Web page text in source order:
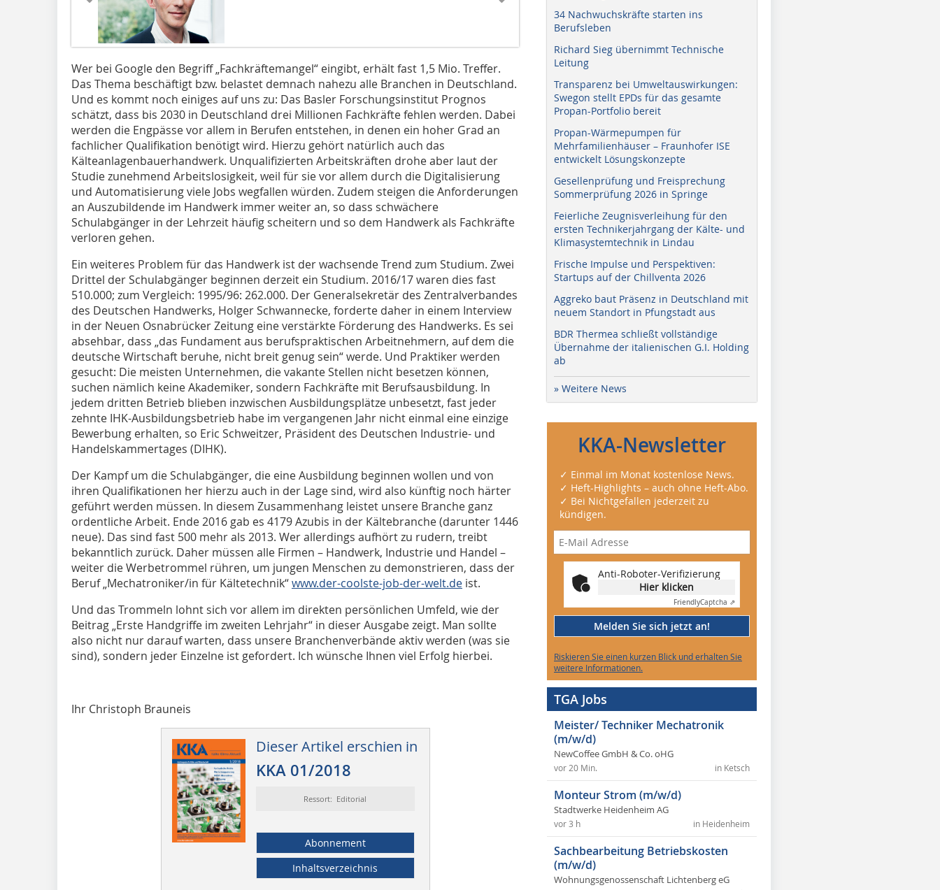
Wer bei Google den Begriff „Fachkräftemangel“ eingibt, erhält fast 1,5 Mio. Treffer.
Das Thema beschäftigt bzw. belastet demnach nahezu alle Branchen in Deutschland.
Und es kommt noch einiges auf uns zu: Das Basler Forschungsinstitut Prognos
schätzt, dass bis 2030 in Deutschland drei Millionen Fachkräfte fehlen werden. Dabei
werden die Engpässe vor allem in Berufen entstehen, in denen ein hoher Grad an
fachlicher Qualifikation benötigt wird. Hierzu gehört natürlich auch das
Kälteanlagenbauerhandwerk. Unqualifizierten Arbeitskräften drohe aber laut der
Studie zunehmend Arbeitslosigkeit, weil für sie vor allem durch die Digitalisierung
und Automatisierung viele Jobs wegfallen würden. Zudem steigen die Anforderungen
an Auszubildende im Handwerk immer weiter an, so dass schwächere
Schulabgänger in der Lehrzeit häufig scheitern und so dem Handwerk als Fachkräfte
verloren gehen.
Ein weiteres Problem für das Handwerk ist der wachsende Trend zum Studium. Zwei
Drittel der Schulabgänger beginnen derzeit ein Studium. 2016/17 waren dies fast
510.000; zum Vergleich: 1995/96: 262.000. Der Generalsekretär des Zentralverbandes
des Deutschen Handwerks, Holger Schwannecke, forderte daher in einem Interview
in der Neuen Osnabrücker Zeitung eine verstärkte Förderung des Handwerks. Es sei
absehbar, dass „das Fundament aus berufspraktischen Arbeitnehmern, auf dem die
deutsche Wirtschaft beruhe, nicht breit genug sein“ werde. Und Praktiker werden
gesucht: Die meisten Unternehmen, die vakante Stellen nicht besetzen können,
suchen nämlich keine Akademiker, sondern Fachkräfte mit Berufsausbildung. In
jedem dritten Betrieb blieben inzwischen Ausbildungsplätze unbesetzt, fast jeder
zehnte IHK-Ausbildungsbetrieb habe im vergangenen Jahr nicht einmal eine einzige
Bewerbung erhalten, so Eric Schweitzer, Präsident des Deutschen Industrie- und
Handelskammertages (DIHK).
Der Kampf um die Schulabgänger, die eine Ausbildung beginnen wollen und von
ihren Qualifikationen her hierzu auch in der Lage sind, wird also künftig noch härter
geführt werden müssen. In diesem Zusammenhang leistet unsere Branche ganz
ordentliche Arbeit. Ende 2016 gab es 4179 Azubis in der Kältebranche (darunter 1446
neue). Das sind fast 500 mehr als 2013. Wer allerdings aufhört zu rudern, treibt
bekanntlich zurück. Daher müssen alle Firmen – Handwerk, Industrie und Handel –
weiter die Werbetrommel rühren, um jungen Menschen zu demonstrieren, dass der
Beruf „Mechatroniker/in für Kältetechnik“www.der-coolste-job-der-welt.de ist.
Und das Trommeln lohnt sich vor allem im direkten persönlichen Umfeld, wie der
Beitrag „Erste Handgriffe im zweiten Lehrjahr“ in dieser Ausgabe zeigt. Man sollte
also nicht nur darauf warten, dass unsere Branchenverbände aktiv werden (was sie
sind), sondern jeder Einzelne ist gefordert. Ich wünsche Ihnen viel Erfolg hierbei.
Ihr Christoph Brauneis
Dieser Artikel erschien in
KKA 01/2018
Ressort: Editorial
Abonnement
Inhaltsverzeichnis
34 Nachwuchskräfte starten ins
Berufsleben
Richard Sieg übernimmt Technische
Leitung
Transparenz bei Umweltauswirkungen:
Swegon stellt EPDs für das gesamte
Propan-Portfolio bereit
Propan-Wärmepumpen für
Mehrfamilienhäuser – Fraunhofer ISE
entwickelt Lösungskonzepte
Gesellenprüfung und Freisprechung
Sommerprüfung 2026 in Springe
Feierliche Zeugnisverleihung für den
ersten Technikerjahrgang der Kälte- und
Klimasystemtechnik in Lindau
Frische Impulse und Perspektiven:
Startups auf der Chillventa 2026
Aggreko baut Präsenz in Deutschland mit
neuem Standort in Pfungstadt aus
BDR Thermea schließt vollständige
Übernahme der italienischen G.I. Holding
ab
» Weitere News
KKA-Newsletter
✓ Einmal im Monat kostenlose News.
✓ Heft-Highlights – auch ohne Heft-Abo.
✓ Bei Nichtgefallen jederzeit zu
kündigen.
Anti-Roboter-Verifizierung
Hier klicken
FriendlyCaptcha ⇗
Melden Sie sich jetzt an!
Riskieren Sie einen kurzen Blick und erhalten Sie
weitere Informationen.
TGA Jobs
Meister/ Techniker Mechatronik
(m/w/d)
NewCoffee GmbH & Co. oHG
in Ketsch
vor 20 Min.
Monteur Strom (m/w/d)
Stadtwerke Heidenheim AG
in Heidenheim
vor 3 h
Sachbearbeitung Betriebskosten
(m/w/d)
Wohnungsgenossenschaft Lichtenberg eG